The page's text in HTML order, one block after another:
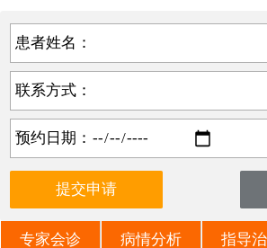
患者姓名：
联系方式：
预约日期：
专家会诊 病情分析 指导